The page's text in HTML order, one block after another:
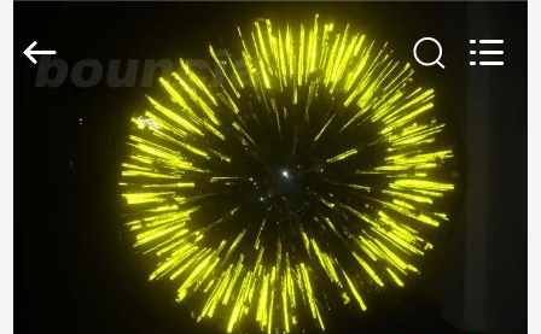
CASA
PRODOTTI
Inflatables
Factory.
Rights